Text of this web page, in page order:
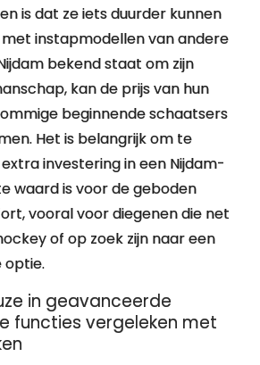
is dat ze iets duurder kunnen
met instapmodellen van andere
bekend staat om zijn
kan de prijs van hun
beginnende schaatsers
Het is belangrijk om te
investering in een Nijdam-
waard is voor de geboden
vooral voor diegenen die net
of op zoek zijn naar een
optie.
in geavanceerde
functies vergeleken met